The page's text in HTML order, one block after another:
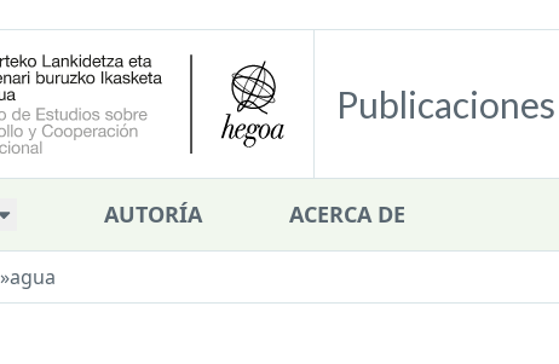
Publicaciones
AUTORÍA ACERCA DE
»agua